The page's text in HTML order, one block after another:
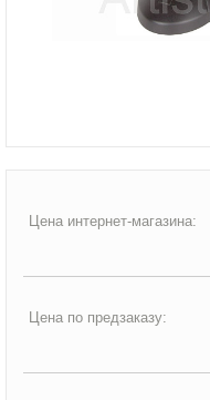
Цена интернет-магазина:
Цена по предзаказу: